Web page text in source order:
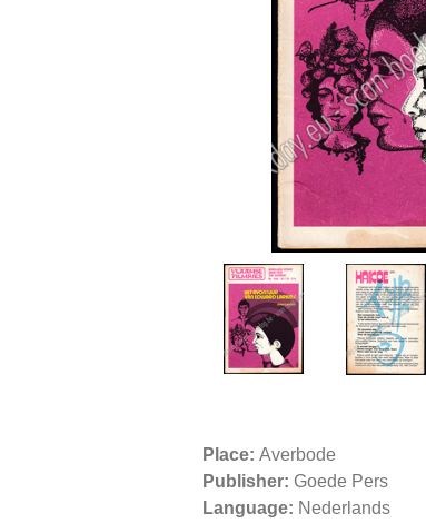
Place: Averbode
Publisher: Goede Pers
Language: Nederlands